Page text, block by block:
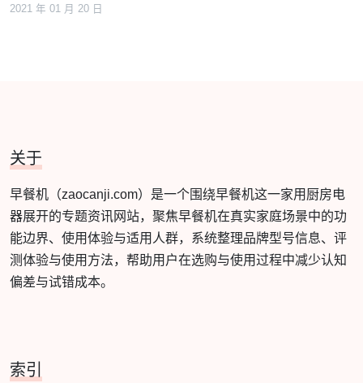
2021 年 01 月 20 日
关于
早餐机（zaocanji.com）是一个围绕早餐机这一家用厨房电
器展开的专题资讯网站，聚焦早餐机在真实家庭场景中的功
能边界、使用体验与适用人群，系统整理品牌型号信息、评
测体验与使用方法，帮助用户在选购与使用过程中减少认知
偏差与试错成本。
索引